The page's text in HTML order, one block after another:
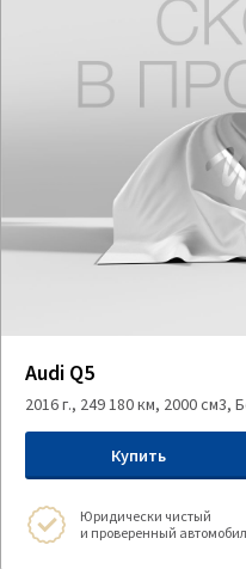
Audi Q5
2016 г., 249 180 км, 2000
Купить
Юридически чистый
и проверенный